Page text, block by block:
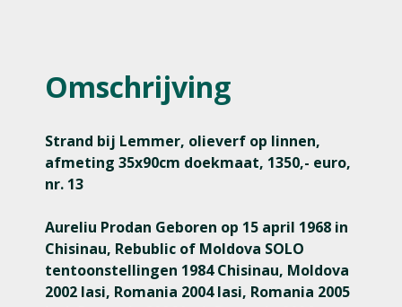
Omschrijving
Strand bij Lemmer, olieverf op linnen,
afmeting 35x90cm doekmaat, 1350,- euro,
nr. 13
Aureliu Prodan Geboren op 15 april 1968 in
Chisinau, Rebublic of Moldova SOLO
tentoonstellingen 1984 Chisinau, Moldova
2002 Iasi, Romania 2004 Iasi, Romania 2005